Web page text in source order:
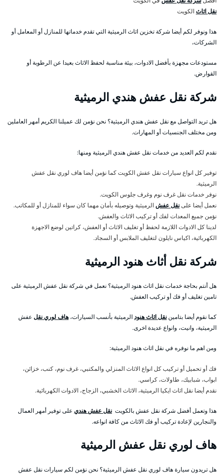
نقل اثاثالكويت
هذا ونوفر لكم أيضا شركة تخزين اثاث الرميثية التي تقدم خدماتها للمنازل أو المعامل أو
الشركات،
مستودعات مجهزة بأفضل الادوات، بيئة مناسبة لحفظ الاثاث بعيدا عن الرطوبة أو
القوارض.
شركة نقل عفش هندي الرميثية
هل تريد التواصل مع نقل عفش هندي الرميثية؟ نحن نؤمن لك عميلنا الكريم أمهر العاملين
ومن مختلف الجنسيات أو المهارات.
نقدم لكم العديد من خدمات نقل عفش هندي الرميثية ومنها:
توفير كل انواع سيارات نقل عفش الكويت كما نؤمن أيضا هاف لوري نقل عفش
الرميثية.
نوفر خدمات نقل غرف نوم وغرف جلوس الكويت.
نعمل أيضا علىنقل عفشالرميثية وتوصيله بأمان مهما كان سواء للمنازل أو للمكاتب.
نؤمن جميع المعدات لفك أو تركيب الاثاث والعفش.
لدينا كل الادوات اللازمة لحفظ أو تغليف الاثاث أو العفش، كراتين لوضع الاجهزة
الكهربائية، اكياس نايلون لتغليف الملابس أو السجاد.
شركة نقل أثاث هنود الرميثية
هل أنتم بحاجة خدمات نقل اثاث هنود الرميثية؟ نعمل في شركة نقل عفش الرميثية على
تامين تغليف أو فك أو تركيب العفش.
كما نقوم أيضا بتاميننقل اثاث هنودالرميثية بأنسب السيارات، هاف لوري نقل عفش
الرميثية، وانيت، وانواع عديدة اخرى.
ومن اهم ما نوفره في نقل اثاث هنود الرميثية:
فك أو تحميل أو تركيب كل انواع الاثاث المنزلي والمكتبي، غرف نوم، كنب، خزائن،
ابواب، شبابيك، طاولات، كراسي.
نقدم أيضا نقل اثاث ايكيا الرميثية، الاثاث الخشبي، الزجاج، الادوات الكهربائية.
هذا وتعمل أفضل شركة نقل عفش بالكويت نقل عفش هندي على توفير أمهر العمال
والنجارين لإعادة تركيب أو فك الاثاث من كافة انواعه.
هاف لوري نقل عفش الرميثية
هل تريدون سيارة هاف لوري نقل عفش الرميثية؟ نحن نؤمن لكم سيارات نقل عفش